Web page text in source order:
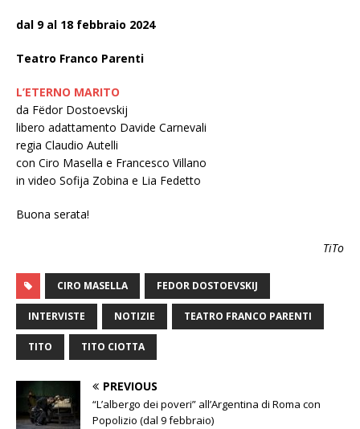
dal 9 al 18 febbraio 2024
Teatro Franco Parenti
L’ETERNO MARITO
da Fëdor Dostoevskij
libero adattamento Davide Carnevali
regia Claudio Autelli
con Ciro Masella e Francesco Villano
in video Sofija Zobina e Lia Fedetto
Buona serata!
TiTo
CIRO MASELLA FEDOR DOSTOEVSKIJ
INTERVISTE NOTIZIE TEATRO FRANCO PARENTI
TITO TITO CIOTTA
PREVIOUS
“L’albergo dei poveri” all’Argentina di Roma con
Popolizio (dal 9 febbraio)